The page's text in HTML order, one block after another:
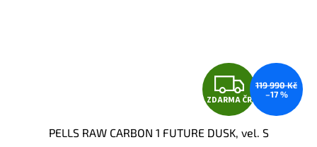
Z
D
ZDARMA ČR
119 990 Kč
–17 %
PELLS RAW CARBON 1 FUTURE DUSK, vel. S